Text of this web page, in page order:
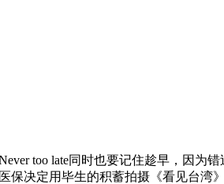
too late同时也要记住趁早，因
保决定用毕生的积蓄拍摄《看见台